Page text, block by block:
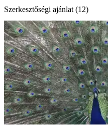
Szerkesztőségi ajánlat (12)